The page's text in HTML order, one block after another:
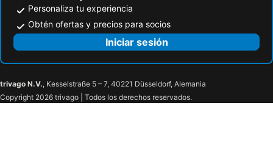
Personaliza tu experiencia
Obtén ofertas y precios para socios
Iniciar sesión
trivago N.V., Kesselstraße 5 – 7, 40221 Düsseldorf, Alemania
Copyright 2026 trivago | Todos los derechos reservados.